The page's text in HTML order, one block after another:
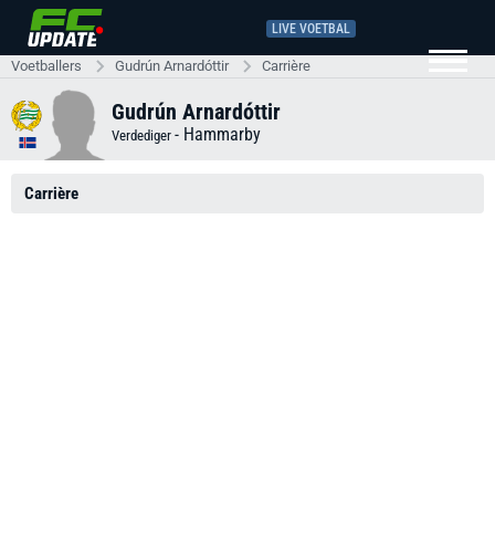
LIVE VOETBAL
Voetballers Gudrún Arnardóttir Carrière
Gudrún Arnardóttir
Verdediger - Hammarby
Carrière